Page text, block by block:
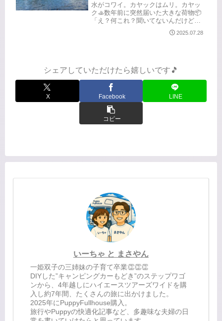
水がコワイ。カヤックはムリ。カヤッ
ク🚣数年前に突然届いた大きな荷物📦
「え？何これ？聞いてないんだけど」
そう、それはまさやんが買ったカヤッ
ク。欲しい欲しいとは言っていたけど
2025.07.28
シェアしていただけたら嬉しいです🎵
X Facebook LINE
コピー
いーちゃ と まさやん
一姫双子の三姉妹の子育て卒業👏👏👏
DIYした”キャンピングカーもどき”のステップワゴ
ンから、4年越しにハイエースツアーズワイドを購
入し約7年間、たくさんの旅に出かけました。
2025年にPuppyFullhouse購入。
旅行やPuppyの快適化記事など、多趣味な夫婦の日